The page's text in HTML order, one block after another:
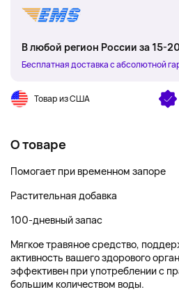
В любой регион России за 15-
Бесплатная доставка с абсолютной
Товар из США
О товаре
Помогает при временном запоре
Растительная добавка
100-дневный запас
Мягкое травяное средство,
активность вашего здорового
эффективен при употреблении с
большим количеством воды.